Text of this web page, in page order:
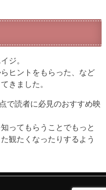
ジ。
ヒントをもらった、など
きました。
で読者に必見のおすすめ映
ってもらうことでもっと
観たくなったりするよう